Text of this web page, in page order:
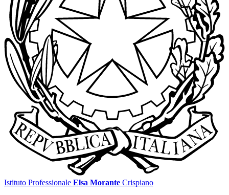
Istituto Professionale Elsa Morante Crispiano